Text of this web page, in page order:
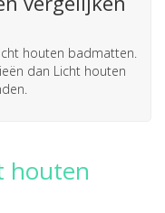
houten badmatten.
dan Licht houten
houten